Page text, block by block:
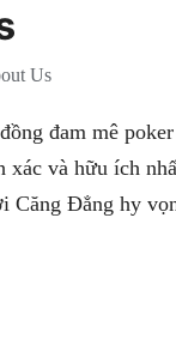
Us
đam mê
xác và hữu ích
Căng Đẳng hy